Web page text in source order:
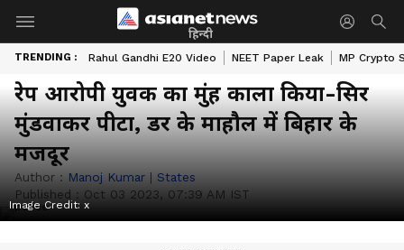
हिन्दी
TRENDING : Rahul Gandhi E20 Video NEET Paper Leak MP Crypto
रेप आरोपी युवक का मुंह काला किया-सिर
मुंडवाकर पीटा, डर के माहौल में बिहार के
मजदूर
Author : Manoj Kumar | States
Published : Oct 03 2023, 07:39 AM IST
Image Credit: x